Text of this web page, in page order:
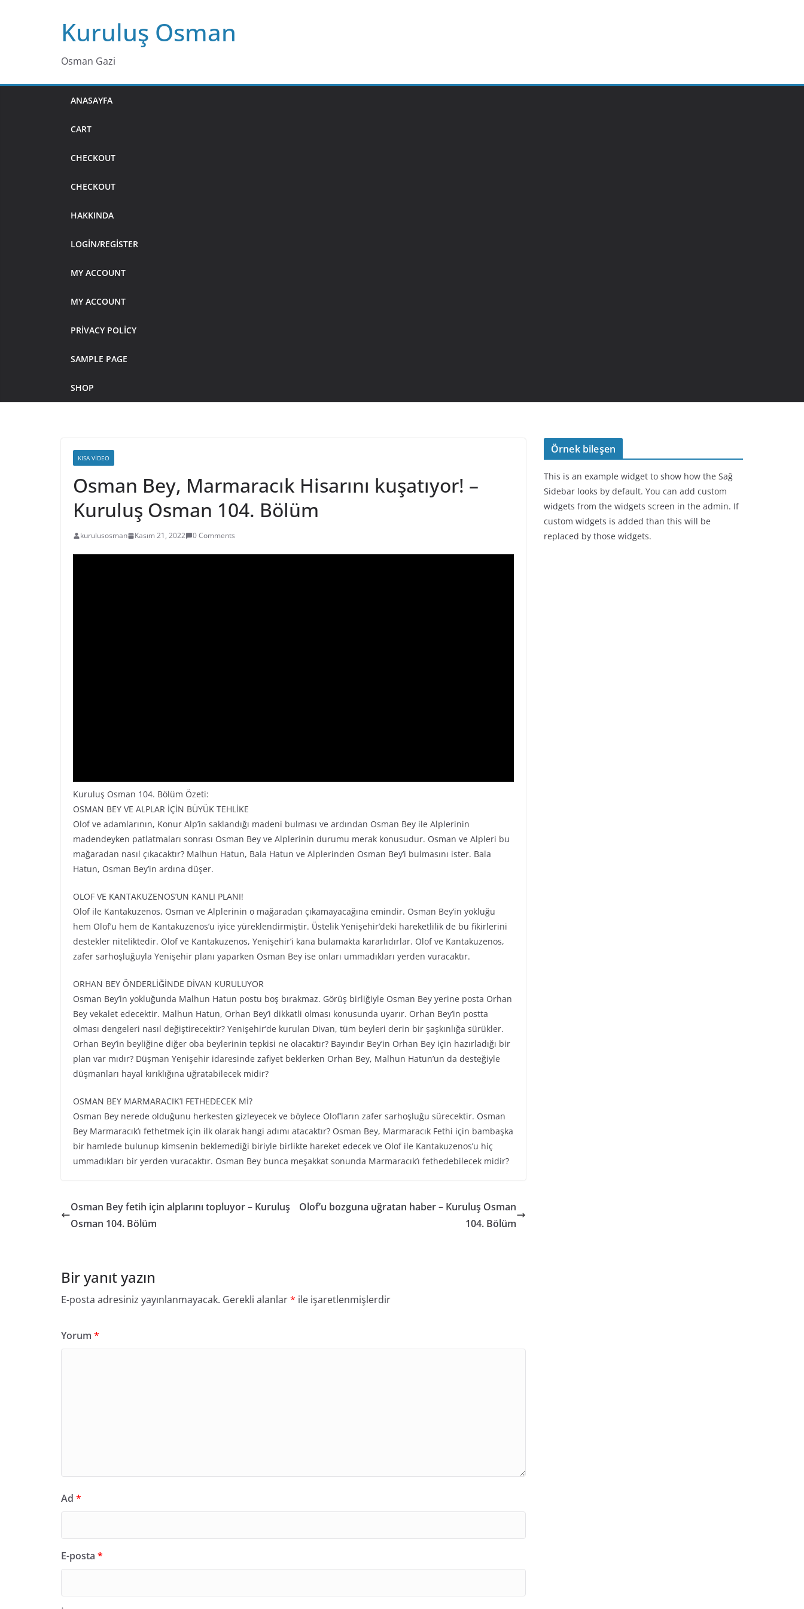
Kuruluş Osman
Osman Gazi
ANASAYFA
CART
CHECKOUT
CHECKOUT
HAKKINDA
LOGIN/REGISTER
MY ACCOUNT
MY ACCOUNT
PRIVACY POLICY
SAMPLE PAGE
SHOP
KISA VIDEO
Osman Bey, Marmaracık Hisarını kuşatıyor! –
Kuruluş Osman 104. Bölüm
kurulusosman Kasım 21, 2022 0 Comments
Kuruluş Osman 104. Bölüm Özeti:
OSMAN BEY VE ALPLAR İÇİN BÜYÜK TEHLİKE
Olof ve adamlarının, Konur Alp’in saklandığı madeni bulması ve ardından Osman Bey ile Alplerinin
madendeyken patlatmaları sonrası Osman Bey ve Alplerinin durumu merak konusudur. Osman ve Alpleri bu
mağaradan nasıl çıkacaktır? Malhun Hatun, Bala Hatun ve Alplerinden Osman Bey’i bulmasını ister. Bala
Hatun, Osman Bey’in ardına düşer.
OLOF VE KANTAKUZENOS’UN KANLI PLANI!
Olof ile Kantakuzenos, Osman ve Alplerinin o mağaradan çıkamayacağına emindir. Osman Bey’in yokluğu
hem Olof’u hem de Kantakuzenos’u iyice yüreklendirmiştir. Üstelik Yenişehir’deki hareketlilik de bu fikirlerini
destekler niteliktedir. Olof ve Kantakuzenos, Yenişehir’i kana bulamakta kararlıdırlar. Olof ve Kantakuzenos,
zafer sarhoşluğuyla Yenişehir planı yaparken Osman Bey ise onları ummadıkları yerden vuracaktır.
ORHAN BEY ÖNDERLİĞİNDE DİVAN KURULUYOR
Osman Bey’in yokluğunda Malhun Hatun postu boş bırakmaz. Görüş birliğiyle Osman Bey yerine posta Orhan
Bey vekalet edecektir. Malhun Hatun, Orhan Bey’i dikkatli olması konusunda uyarır. Orhan Bey’in postta
olması dengeleri nasıl değiştirecektir? Yenişehir’de kurulan Divan, tüm beyleri derin bir şaşkınlığa sürükler.
Orhan Bey’in beyliğine diğer oba beylerinin tepkisi ne olacaktır? Bayındır Bey’in Orhan Bey için hazırladığı bir
plan var mıdır? Düşman Yenişehir idaresinde zafiyet beklerken Orhan Bey, Malhun Hatun’un da desteğiyle
düşmanları hayal kırıklığına uğratabilecek midir?
OSMAN BEY MARMARACIK’I FETHEDECEK Mİ?
Osman Bey nerede olduğunu herkesten gizleyecek ve böylece Olof’ların zafer sarhoşluğu sürecektir. Osman
Bey Marmaracık’ı fethetmek için ilk olarak hangi adımı atacaktır? Osman Bey, Marmaracık Fethi için bambaşka
bir hamlede bulunup kimsenin beklemediği biriyle birlikte hareket edecek ve Olof ile Kantakuzenos’u hiç
ummadıkları bir yerden vuracaktır. Osman Bey bunca meşakkat sonunda Marmaracık’ı fethedebilecek midir?
Osman Bey fetih için alplarını topluyor – Kuruluş
Osman 104. Bölüm
Olof’u bozguna uğratan haber – Kuruluş Osman
104. Bölüm
Bir yanıt yazın
E-posta adresiniz yayınlanmayacak. Gerekli alanlar* ile işaretlenmişlerdir
Yorum *
Ad *
E-posta *
Örnek bileşen
This is an example widget to show how the Sağ
Sidebar looks by default. You can add custom
widgets from the widgets screen in the admin. If
custom widgets is added than this will be
replaced by those widgets.